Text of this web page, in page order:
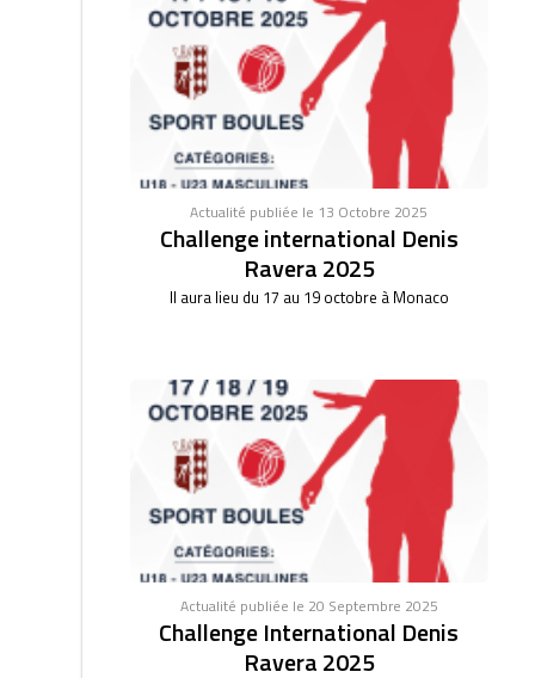
Actualité publiée le 13 Octobre 2025
Challenge international Denis
Ravera 2025
Il aura lieu du 17 au 19 octobre à Monaco
Actualité publiée le 20 Septembre 2025
Challenge International Denis
Ravera 2025